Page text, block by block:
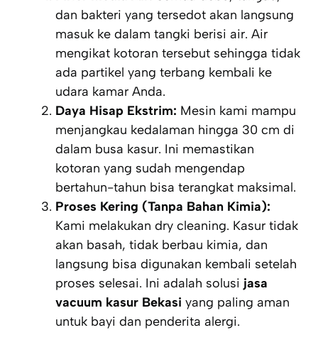
dan bakteri yang tersedot akan langsung
masuk ke dalam tangki berisi air. Air
mengikat kotoran tersebut sehingga tidak
ada partikel yang terbang kembali ke
udara kamar Anda.
Daya Hisap Ekstrim: Mesin kami mampu
menjangkau kedalaman hingga 30 cm di
dalam busa kasur. Ini memastikan
kotoran yang sudah mengendap
bertahun-tahun bisa terangkat maksimal.
Proses Kering (Tanpa Bahan Kimia):
Kami melakukan dry cleaning. Kasur tidak
akan basah, tidak berbau kimia, dan
langsung bisa digunakan kembali setelah
proses selesai. Ini adalah solusi jasa
vacuum kasur Bekasi yang paling aman
untuk bayi dan penderita alergi.